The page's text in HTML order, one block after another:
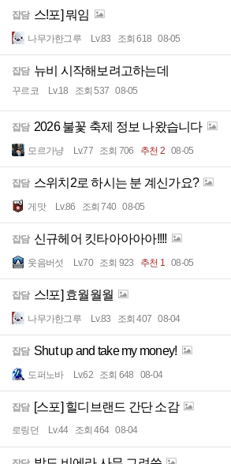
잡담 스!포] 뭐임
나무가한그루 Lv.83 조회 618 08-05
잡담 뉴비 시작해보려고하는데
꾸르코 Lv.18 조회 537 08-05
잡담 2026 불꽃 축제 정보 나왔습니다
모르가냥 Lv.77 조회 706 추천 2 08-05
잡담 스위치2로 하시는 분 계신가요?
게맛 Lv.86 조회 740 08-05
잡담 신규헤어 킷타아아아아!!!!
웃음버섯 Lv.70 조회 923 추천 1 08-05
잡담 스!포] 효월월월
나무가한그루 Lv.83 조회 407 08-04
잡담 Shut up and take my money!
도퍼노바 Lv.62 조회 648 08-04
잡담 [스포] 힐디브랜드 간단 소감
로링던 Lv.44 조회 464 08-04